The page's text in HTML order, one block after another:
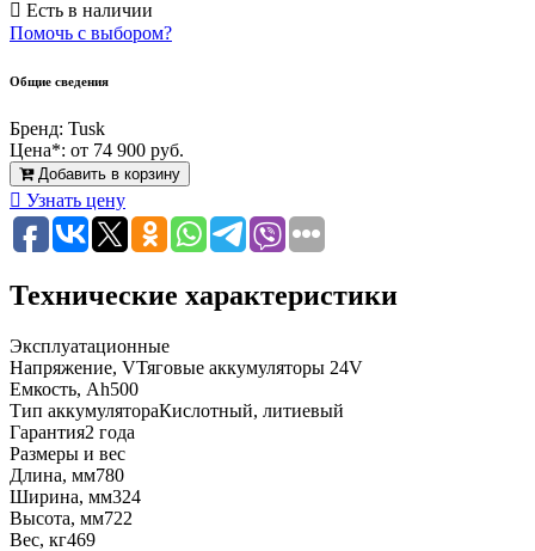
Есть в наличии
Помочь с выбором?
Общие сведения
Бренд: Tusk
Цена*: от 74 900 руб.
Добавить в корзину
Узнать цену
Технические характеристики
Эксплуатационные
Напряжение, VТяговые аккумуляторы 24V
Емкость, Ah500
Тип аккумулятораКислотный, литиевый
Гарантия2 года
Размеры и вес
Длина, мм780
Ширина, мм324
Высота, мм722
Вес, кг469